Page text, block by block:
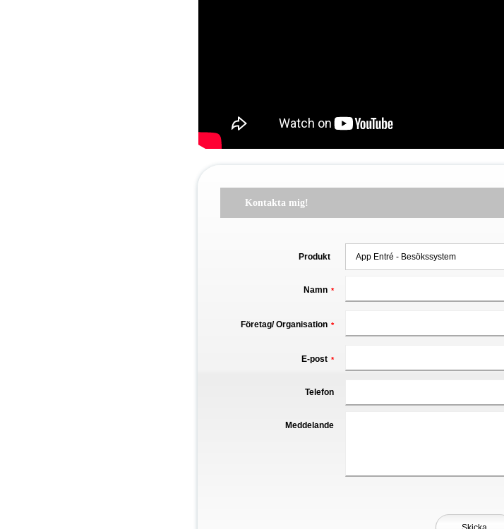
Kontakta mig!
Produkt
Namn *
Företag/ Organisation *
E-post *
Telefon
Meddelande